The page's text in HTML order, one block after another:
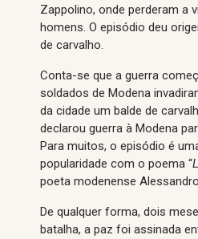
Zappolino, onde perderam a
homens. O episódio deu
de carvalho.
Conta-se que a guerra
soldados de Modena
da cidade um balde de
declarou guerra à Modena
Para muitos, o episódio é
popularidade com o poema “
poeta modenense
De qualquer forma, dois
batalha, a paz foi assinada